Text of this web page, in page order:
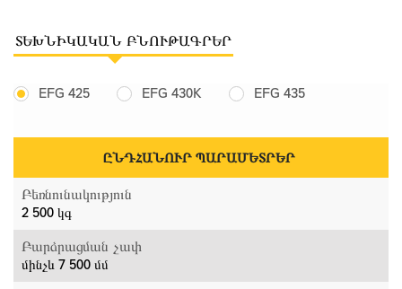
ՏԵԽՆԻԿԱԿԱՆ ԲՆՈՒԹԱԳՐԵՐ
EFG 425 EFG 430K EFG 435
ԸՆԴՀԱՆՈՒՐ ՊԱՐԱՄԵՏՐԵՐ
Բեռնունակություն
2 500 կգ
Բարձրացման չափ
մինչև 7 500 մմ